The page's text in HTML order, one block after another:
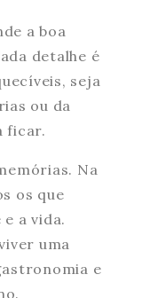
a boa
detalhe é
seja
ou da
ficar.
Na
os que
a vida.
uma
e